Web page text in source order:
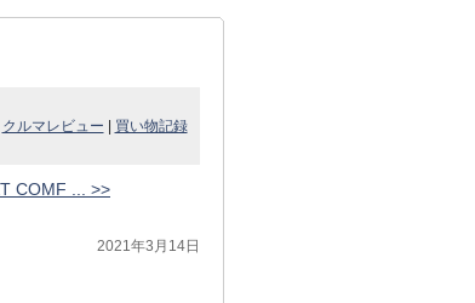
クルマレビュー
買い物記録
COMF ... >>
2021年3月14日